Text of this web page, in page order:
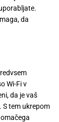
da
Wi-Fi v
da je vaš
S tem ukrepom